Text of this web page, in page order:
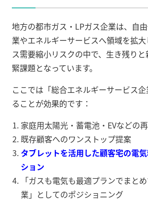
地方の都市ガス・LPガス企業は、自
業やエネルギーサービスへ領域を拡
ス需要縮小リスクの中で、生き残り
緊課題となっています。
ここでは「総合エネルギーサービス
ることが効果的です：
家庭用太陽光・蓄電池・EVなどの
既存顧客へのワンストップ提案
タブレットを活用した顧客宅の電
ション
「ガスも電気も最適プランでまと
業」としてのポジショニング